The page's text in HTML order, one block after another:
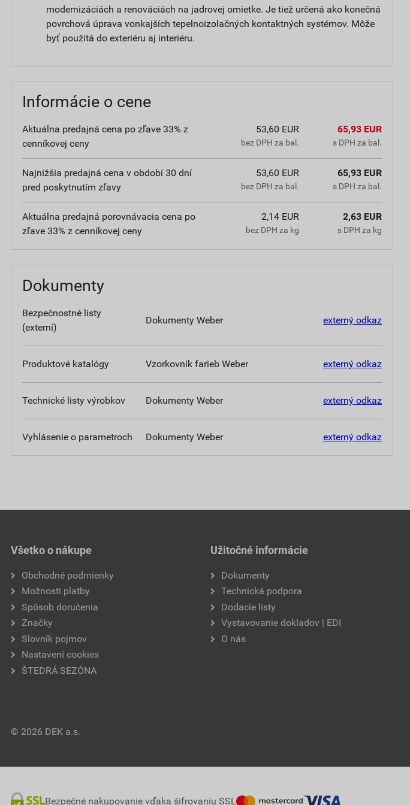
modernizáciách a renováciách na jadrovej omietke. Je tiež určená ako konečná
povrchová úprava vonkajších tepelnoizolačných kontaktných systémov. Môže
byť použitá do exteriéru aj interiéru.
Informácie o cene
Aktuálna predajná cena po zľave 33% z
cenníkovej ceny
53,60 EUR
bez DPH za bal.
65,93 EUR
s DPH za bal.
Najnižšia predajná cena v období 30 dní
pred poskytnutím zľavy
53,60 EUR
bez DPH za bal.
65,93 EUR
s DPH za bal.
Aktuálna predajná porovnávacia cena po
zľave 33% z cenníkovej ceny
2,14 EUR
bez DPH za kg
2,63 EUR
s DPH za kg
Dokumenty
Bezpečnostné listy
(externí)
Dokumenty Weber externý odkaz
Produktové katalógy Vzorkovník farieb Weber externý odkaz
Technické listy výrobkov Dokumenty Weber externý odkaz
Vyhlásenie o parametroch Dokumenty Weber externý odkaz
Všetko o nákupe
Obchodné podmienky
Možnosti platby
Spôsob doručenia
Značky
Slovník pojmov
Nastavení cookies
ŠTEDRÁ SEZÓNA
Užitočné informácie
Dokumenty
Technická podpora
Dodacie listy
Vystavovanie dokladov | EDI
O nás
© 2026 DEK a.s.
Bezpečné nakupovanie vďaka šifrovaniu SSL